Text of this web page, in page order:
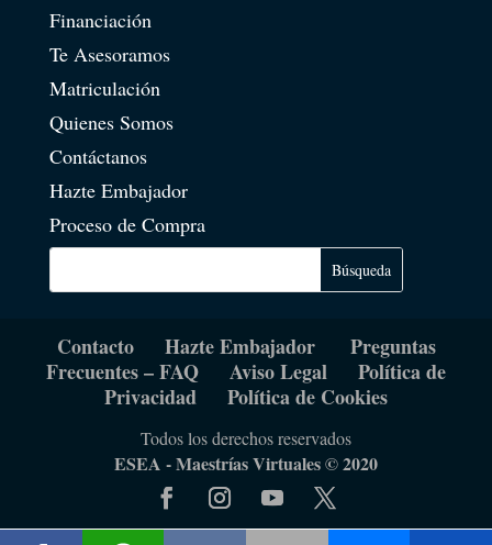
Financiación
Te Asesoramos
Matriculación
Quienes Somos
Contáctanos
Hazte Embajador
Proceso de Compra
Contacto Hazte Embajador
Preguntas
Frecuentes – FAQ
Aviso Legal
Política de
Privacidad
Política de Cookies
Todos los derechos reservados
ESEA - Maestrías Virtuales © 2020